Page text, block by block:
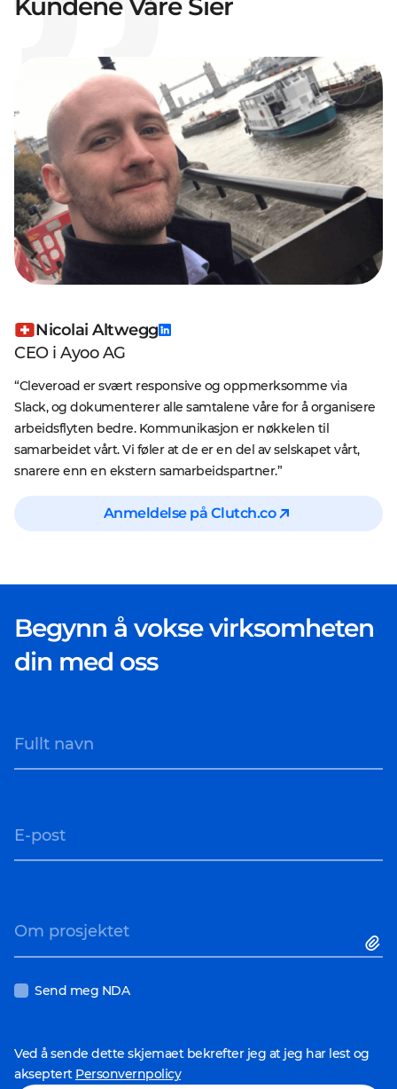
Kundene Våre Sier
Nicolai Altwegg
CEO i Ayoo AG
“Cleveroad er svært responsive og oppmerksomme via
Slack, og dokumenterer alle samtalene våre for å organisere
arbeidsflyten bedre. Kommunikasjon er nøkkelen til
samarbeidet vårt. Vi føler at de er en del av selskapet vårt,
snarere enn en ekstern samarbeidspartner.”
Anmeldelse på Clutch.co
Begynn å vokse virksomheten
din med oss
Fullt navn
E-post
Om prosjektet
Send meg NDA
Ved å sende dette skjemaet bekrefter jeg at jeg har lest og
akseptert Personvernpolicy